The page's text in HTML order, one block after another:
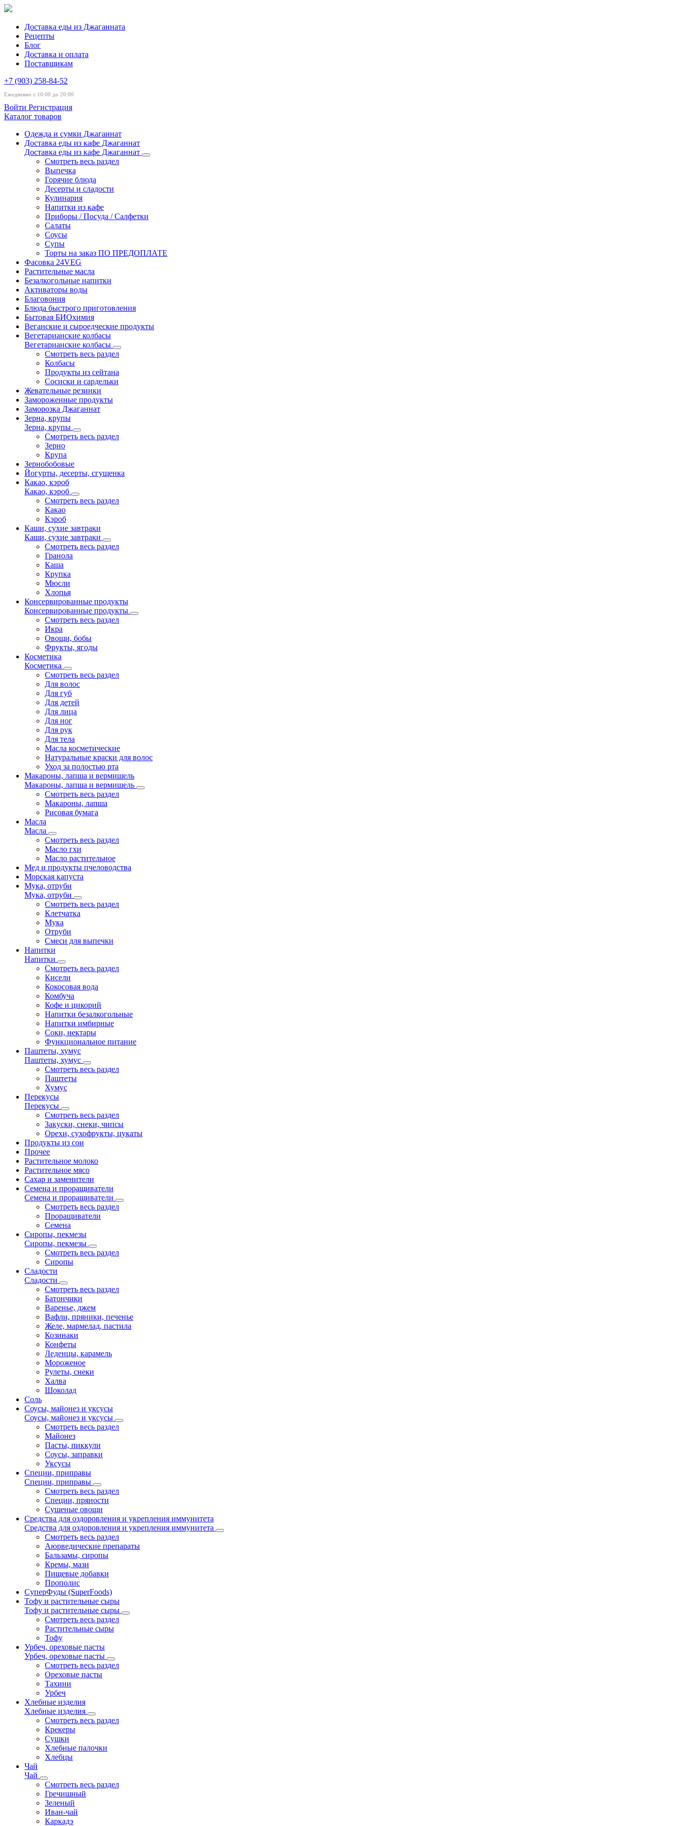
Доставка еды из Джаганната
Рецепты
Блог
Доставка и оплата
Поставщикам
+7 (903) 258-84-52
Ежедневно с 10:00 до 20:00
Войти Регистрация
Каталог товаров
Одежда и сумки Джаганнат
Доставка еды из кафе Джаганнат
Доставка еды из кафе Джаганнат
Смотреть весь раздел
Выпечка
Горячие блюда
Десерты и сладости
Кулинария
Напитки из кафе
Приборы / Посуда / Салфетки
Салаты
Соусы
Супы
Торты на заказ ПО ПРЕДОПЛАТЕ
Фасовка 24VEG
Растительные масла
Безалкогольные напитки
Активаторы воды
Благовония
Блюда быстрого приготовления
Бытовая БИОхимия
Веганские и сыроедческие продукты
Вегетарианские колбасы
Вегетарианские колбасы
Смотреть весь раздел
Колбасы
Продукты из сейтана
Сосиски и сардельки
Жевательные резинки
Замороженные продукты
Заморозка Джаганнат
Зерна, крупы
Зерна, крупы
Смотреть весь раздел
Зерно
Крупа
Зернобобовые
Йогурты, десерты, сгущенка
Какао, кэроб
Какао, кэроб
Смотреть весь раздел
Какао
Кэроб
Каши, сухие завтраки
Каши, сухие завтраки
Смотреть весь раздел
Гранола
Каша
Крупка
Мюсли
Хлопья
Консервированные продукты
Консервированные продукты
Смотреть весь раздел
Икра
Овощи, бобы
Фрукты, ягоды
Косметика
Косметика
Смотреть весь раздел
Для волос
Для губ
Для детей
Для лица
Для ног
Для рук
Для тела
Масла косметические
Натуральные краски для волос
Уход за полостью рта
Макароны, лапша и вермишель
Макароны, лапша и вермишель
Смотреть весь раздел
Макароны, лапша
Рисовая бумага
Масла
Масла
Смотреть весь раздел
Масло гхи
Масло растительное
Мед и продукты пчеловодства
Морская капуста
Мука, отруби
Мука, отруби
Смотреть весь раздел
Клетчатка
Мука
Отруби
Смеси для выпечки
Напитки
Напитки
Смотреть весь раздел
Кисели
Кокосовая вода
Комбуча
Кофе и цикорий
Напитки безалкогольные
Напитки имбирные
Соки, нектары
Функциональное питание
Паштеты, хумус
Паштеты, хумус
Смотреть весь раздел
Паштеты
Хумус
Перекусы
Перекусы
Смотреть весь раздел
Закуски, снеки, чипсы
Орехи, сухофрукты, цукаты
Продукты из сои
Прочее
Растительное молоко
Растительное мясо
Сахар и заменители
Семена и проращиватели
Семена и проращиватели
Смотреть весь раздел
Проращиватели
Семена
Сиропы, пекмезы
Сиропы, пекмезы
Смотреть весь раздел
Сиропы
Сладости
Сладости
Смотреть весь раздел
Батончики
Варенье, джем
Вафли, пряники, печенье
Желе, мармелад, пастила
Козинаки
Конфеты
Леденцы, карамель
Мороженое
Рулеты, снеки
Халва
Шоколад
Соль
Соусы, майонез и уксусы
Соусы, майонез и уксусы
Смотреть весь раздел
Майонез
Пасты, пиккули
Соусы, заправки
Уксусы
Специи, приправы
Специи, приправы
Смотреть весь раздел
Специи, пряности
Сушеные овощи
Средства для оздоровления и укрепления иммунитета
Средства для оздоровления и укрепления иммунитета
Смотреть весь раздел
Аюрведические препараты
Бальзамы, сиропы
Кремы, мази
Пищевые добавки
Прополис
СуперФуды (SuperFoods)
Тофу и растительные сыры
Тофу и растительные сыры
Смотреть весь раздел
Растительные сыры
Тофу
Урбеч, ореховые пасты
Урбеч, ореховые пасты
Смотреть весь раздел
Ореховые пасты
Тахини
Урбеч
Хлебные изделия
Хлебные изделия
Смотреть весь раздел
Крекеры
Сушки
Хлебные палочки
Хлебцы
Чай
Чай
Смотреть весь раздел
Гречишный
Зеленый
Иван-чай
Каркадэ